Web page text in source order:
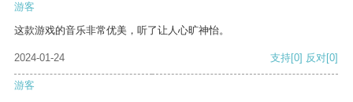
游客
这款游戏的音乐非常优美，听了让人心旷神怡。
2024-01-24 支持[0] 反对[0]
游客